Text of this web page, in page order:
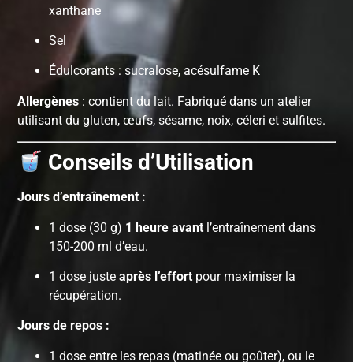
xanthane
Sel
Édulcorants : sucralose, acésulfame K
Allergènes : contient du lait. Fabriqué dans un atelier
utilisant du gluten, œufs, sésame, noix, céleri et sulfites.
Conseils d’Utilisation
Jours d’entraînement :
1 dose (30 g) 1 heure avant l’entraînement dans
150-200 ml d’eau.
1 dose justeaprès l’effort pour maximiser la
récupération.
Jours de repos :
1 dose entre les repas (matinée ou goûter), ou le